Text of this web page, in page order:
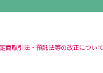
商取引法・預託法等の改正について